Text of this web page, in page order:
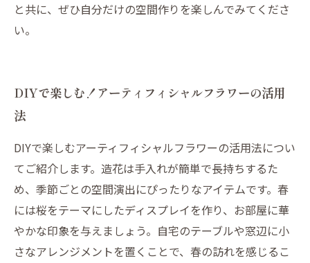
と共に、ぜひ自分だけの空間作りを楽しんでみてくださ
い。
DIYで楽しむ！アーティフィシャルフラワーの活用
法
DIYで楽しむアーティフィシャルフラワーの活用法につい
てご紹介します。造花は手入れが簡単で長持ちするた
め、季節ごとの空間演出にぴったりなアイテムです。春
には桜をテーマにしたディスプレイを作り、お部屋に華
やかな印象を与えましょう。自宅のテーブルや窓辺に小
さなアレンジメントを置くことで、春の訪れを感じるこ